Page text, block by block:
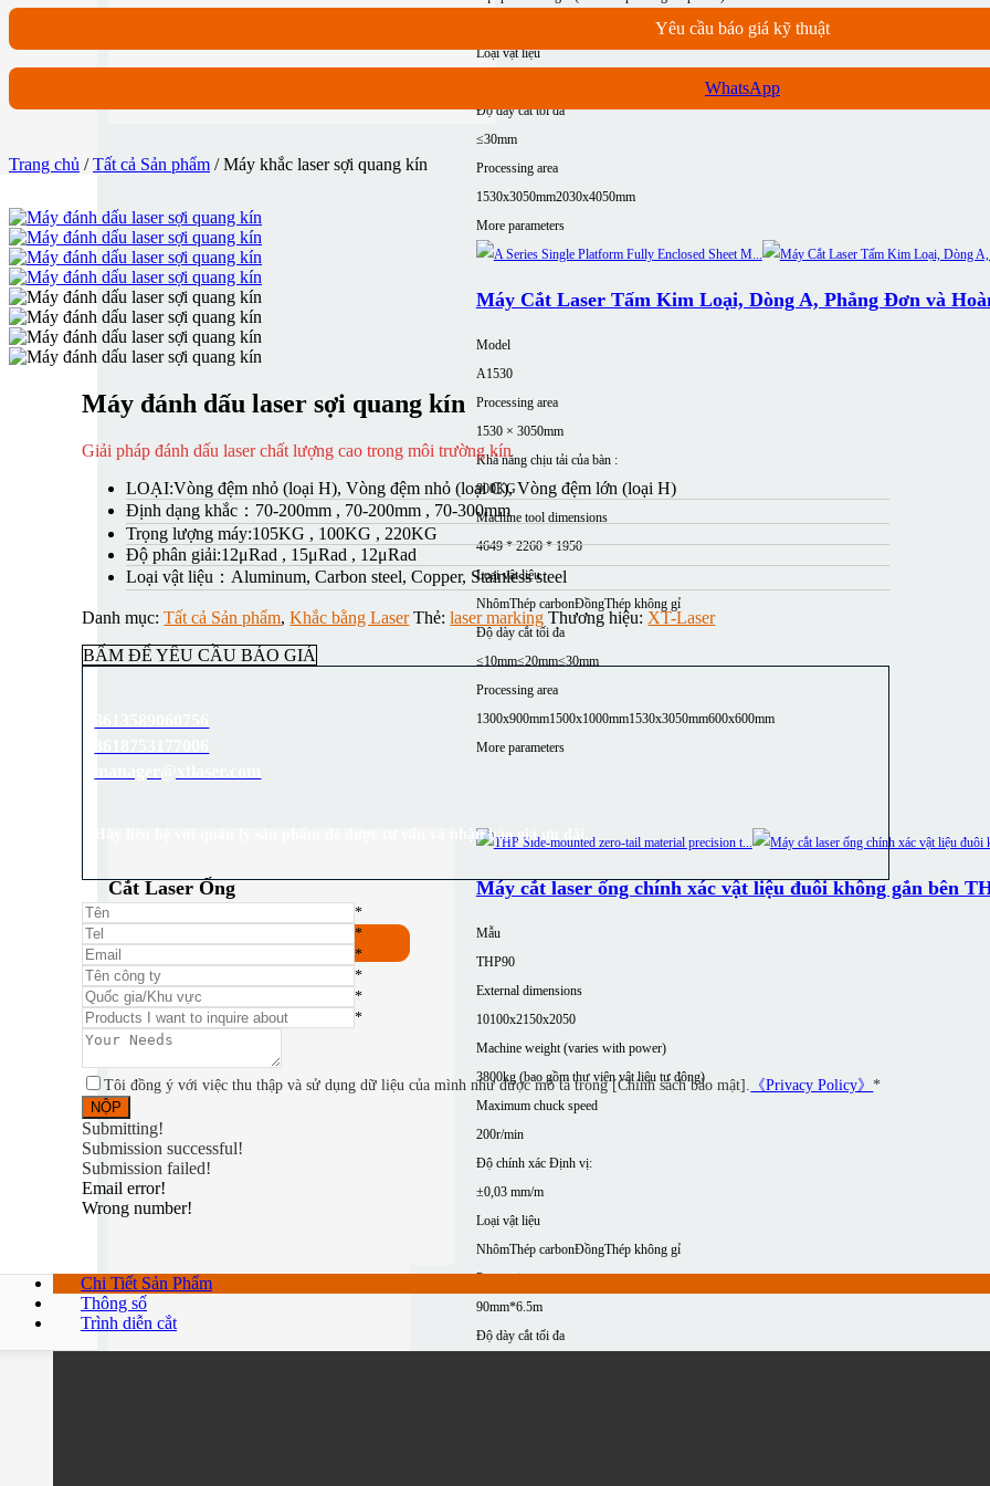
7500Kg (≤12KW)
Loại vật liệu
Độ dày cắt tối đa
≤30mm
Processing area
1530x3050mm2030x4050mm
More parameters
Máy Cắt Laser Tấm Kim Loại, Dòng A, Phẳng Đơn và
Model
A1530
Processing area
1530 × 3050mm
Khả năng chịu tải của bàn :
900KG
Machine tool dimensions
4649 * 2260 * 1950
Loại vật liệu
NhômThép carbonĐồngThép không gỉ
Độ dày cắt tối đa
≤10mm≤20mm≤30mm
Processing area
1300x900mm1500x1000mm1530x3050mm600x600mm
More parameters
Cắt Laser Ống
Xem tất cả
Máy cắt laser ống chính xác vật liệu đuôi không gắn bên
Mẫu
THP90
External dimensions
10100x2150x2050
Machine weight (varies with power)
3800kg (bao gồm thư viện vật liệu tự động)
Maximum chuck speed
200r/min
Độ chính xác Định vị:
±0,03 mm/m
Loại vật liệu
NhômThép carbonĐồngThép không gỉ
Processing area
90mm*6.5m
Độ dày cắt tối đa
Yêu cầu báo giá kỹ thuật
WhatsApp
Trang chủ /Tất cả Sản phẩm / Máy khắc laser sợi quang kín
Máy đánh dấu laser sợi quang kín
Giải pháp đánh dấu laser chất lượng cao trong môi trường kín
LOẠI:Vòng đệm nhỏ (loại H), Vòng đệm nhỏ (loại C), Vòng đệm lớn (loại H)
Định dạng khắc： 70-200mm , 70-200mm , 70-300mm
Trọng lượng máy:105KG , 100KG , 220KG
Độ phân giải:12μRad , 15μRad , 12μRad
Loại vật liệu： Aluminum, Carbon steel, Copper, Stainless steel
Danh mục:Tất cả Sản phẩm,Khắc bằng Laser Thẻ:laser marking Thương hiệu: XT-Laser
BẤM ĐỂ YÊU CẦU BÁO GIÁ
Hãy liên hệ với quản lý sản phẩm để được tư vấn và nhận báo giá ưu đãi. .
*
*
*
*
*
*
Tôi đồng ý với việc thu thập và sử dụng dữ liệu của mình như được mô tả trong [Chính sách bảo mật]. 《Privacy Policy》 *
Submitting!
Submission successful!
Submission failed!
Email error!
Wrong number!
Chi Tiết Sản Phẩm
Thông số
Trình diễn cắt